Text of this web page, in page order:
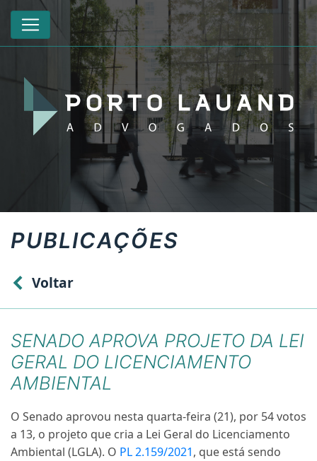
PUBLICAÇÕES
Voltar
SENADO APROVA PROJETO DA LEI
GERAL DO LICENCIAMENTO
AMBIENTAL
O Senado aprovou nesta quarta-feira (21), por 54 votos
a 13, o projeto que cria a Lei Geral do Licenciamento
Ambiental (LGLA). O PL 2.159/2021, que está sendo